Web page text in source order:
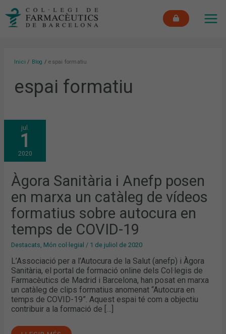
Inici Blog espai formatiu
espai formatiu
jul.
1
2020
Àgora Sanitària i Anefp posen
en marxa un catàleg de vídeos
formatius sobre autocura en
temps de COVID-19
Destacats Món col·legial / 1 de juliol de 2020
L’Associació per a l’Autocura de la Salut (anefp) i Àgora
Sanitària, el portal de formació online dels Col·legis de
Farmacèutics de Madrid i Barcelona, han posat en marxa
un catàleg de clips formatius anomenat “Autocura en
temps de COVID-19”. Aquest espai té com a objectiu
contribuir a la formació de […]
ÀGORA
SANITÀRIA
I
POSEN
EN
MARXA
DE
VÍDEOS
FORMATIUS
SOBRE
AUTOCURA
EN
TEMPS
DE
COVID-